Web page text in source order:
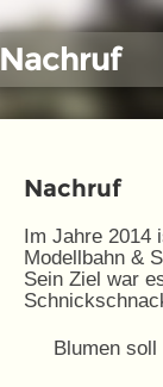
Nachruf
Nachruf
Im Jahre 2014
Modellbahn &
Sein Ziel war
Blumen